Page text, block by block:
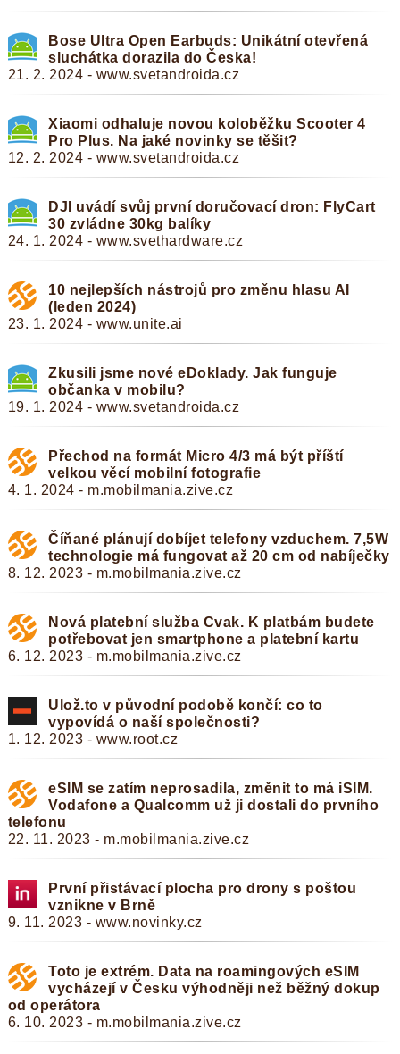
Bose Ultra Open Earbuds: Unikátní otevřená
sluchátka dorazila do Česka!
21. 2. 2024 - www.svetandroida.cz
Xiaomi odhaluje novou koloběžku Scooter 4
Pro Plus. Na jaké novinky se těšit?
12. 2. 2024 - www.svetandroida.cz
DJI uvádí svůj první doručovací dron: FlyCart
30 zvládne 30kg balíky
24. 1. 2024 - www.svethardware.cz
10 nejlepších nástrojů pro změnu hlasu AI
(leden 2024)
23. 1. 2024 - www.unite.ai
Zkusili jsme nové eDoklady. Jak funguje
občanka v mobilu?
19. 1. 2024 - www.svetandroida.cz
Přechod na formát Micro 4/3 má být příští
velkou věcí mobilní fotografie
4. 1. 2024 - m.mobilmania.zive.cz
Číňané plánují dobíjet telefony vzduchem. 7,5W
technologie má fungovat až 20 cm od nabíječky
8. 12. 2023 - m.mobilmania.zive.cz
Nová platební služba Cvak. K platbám budete
potřebovat jen smartphone a platební kartu
6. 12. 2023 - m.mobilmania.zive.cz
Ulož.to v původní podobě končí: co to
vypovídá o naší společnosti?
1. 12. 2023 - www.root.cz
eSIM se zatím neprosadila, změnit to má iSIM.
Vodafone a Qualcomm už ji dostali do prvního
telefonu
22. 11. 2023 - m.mobilmania.zive.cz
První přistávací plocha pro drony s poštou
vznikne v Brně
9. 11. 2023 - www.novinky.cz
Toto je extrém. Data na roamingových eSIM
vycházejí v Česku výhodněji než běžný dokup
od operátora
6. 10. 2023 - m.mobilmania.zive.cz